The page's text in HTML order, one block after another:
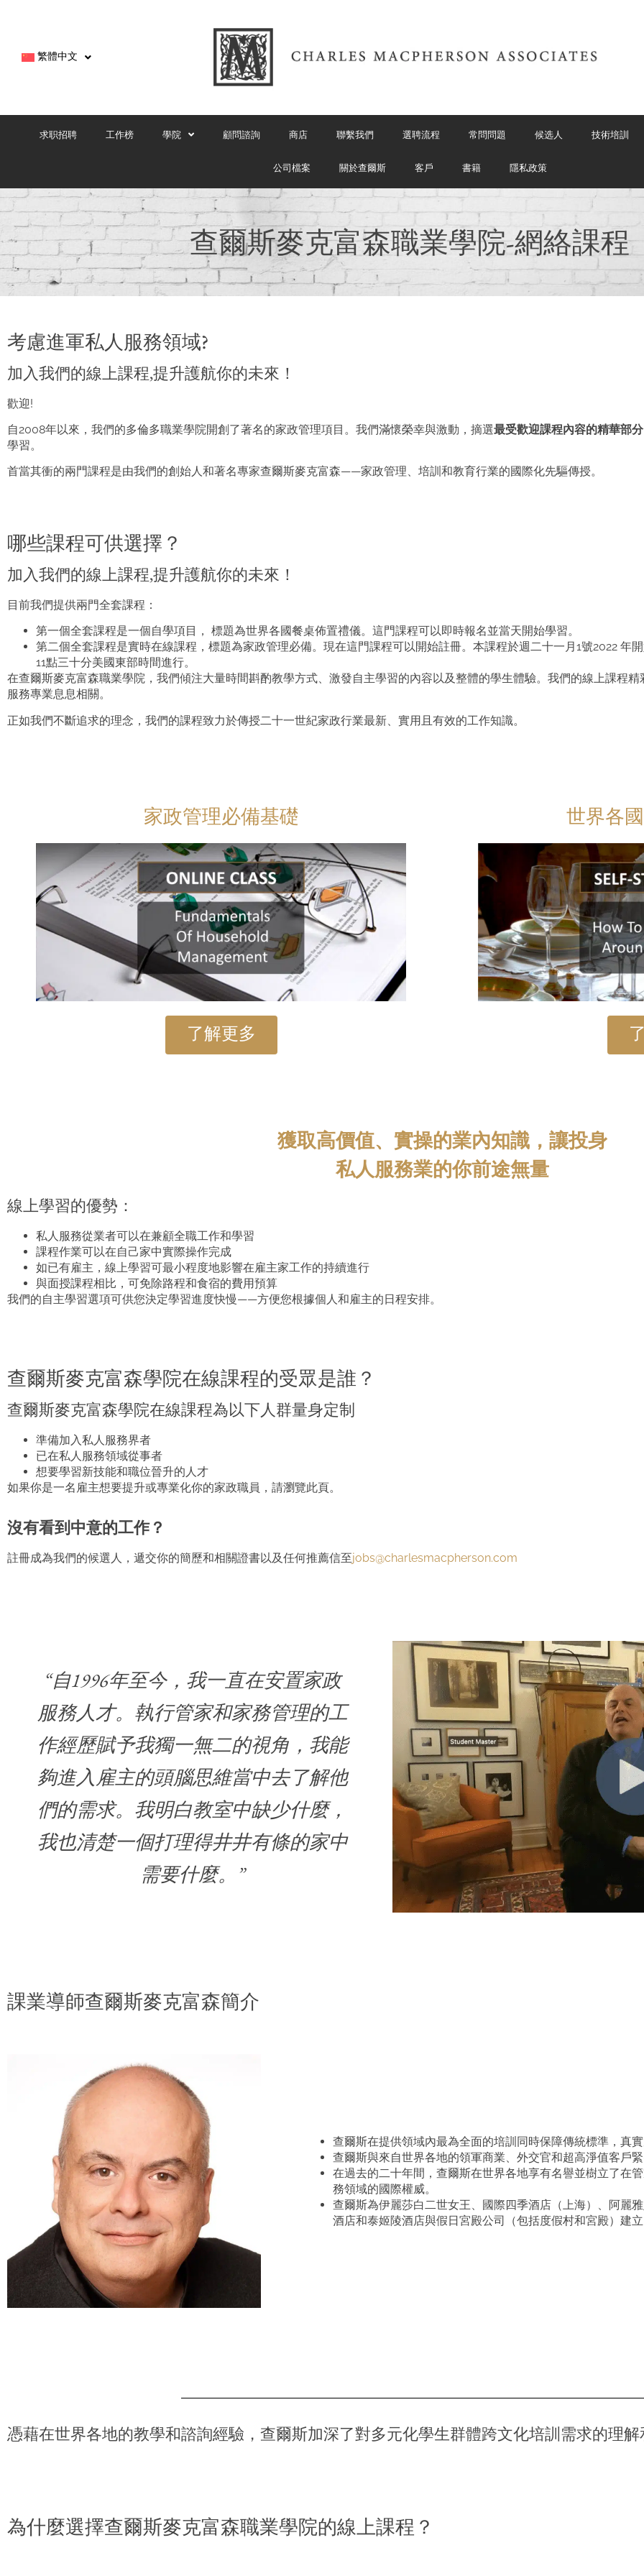
繁體中文
求职招聘 工作榜 學院 顧問諮詢 商店 聯繫我們 選聘流程 常問問題 候选人 技術培訓
公司檔案 關於查爾斯 客戶 書籍 隱私政策
查爾斯麥克富森職業學院-網絡課程
考慮進軍私人服務領域?
加入我們的線上課程,提升護航你的未來！
歡迎!
自2008年以來，我們的多倫多職業學院開創了著名的家政管理項目。我們滿懷榮幸與激動，摘選最受歡迎課程內容的精華部
學習。
首當其衝的兩門課程是由我們的創始人和著名專家查爾斯麥克富森——家政管理、培訓和教育行業的國際化先驅傳授。
哪些課程可供選擇？
加入我們的線上課程,提升護航你的未來！
目前我們提供兩門全套課程：
第一個全套課程是一個自學項目， 標題為世界各國餐桌佈置禮儀。這門課程可以即時報名並當天開始學習。
第二個全套課程是實時在線課程，標題為家政管理必備。現在這門課程可以開始註冊。本課程於週二十一月1號2022 年
11點三十分美國東部時間進行。
在查爾斯麥克富森職業學院，我們傾注大量時間斟酌教學方式、激發自主學習的內容以及整體的學生體驗。我們的線上課程
服務專業息息相關。
正如我們不斷追求的理念，我們的課程致力於傳授二十一世紀家政行業最新、實用且有效的工作知識。
家政管理必備基礎
了解更多
世界各
獲取高價值、實操的業內知識，讓投身
私人服務業的你前途無量
線上學習的優勢：
私人服務從業者可以在兼顧全職工作和學習
課程作業可以在自己家中實際操作完成
如已有雇主，線上學習可最小程度地影響在雇主家工作的持續進行
與面授課程相比，可免除路程和食宿的費用預算
我們的自主學習選項可供您決定學習進度快慢——方便您根據個人和雇主的日程安排。
查爾斯麥克富森學院在線課程的受眾是誰？
查爾斯麥克富森學院在線課程為以下人群量身定制
準備加入私人服務界者
已在私人服務領域從事者
想要學習新技能和職位晉升的人才
如果你是一名雇主想要提升或專業化你的家政職員，請瀏覽此頁。
沒有看到中意的工作？
註冊成為我們的候選人，遞交你的簡歷和相關證書以及任何推薦信至jobs@charlesmacpherson.com
“自1996年至今，我一直在安置家政
服務人才。執行管家和家務管理的工
作經歷賦予我獨一無二的視角，我能
夠進入雇主的頭腦思維當中去了解他
們的需求。我明白教室中缺少什麼，
我也清楚一個打理得井井有條的家中
需要什麼。”
課業導師查爾斯麥克富森簡介
查爾斯在提供領域內最為全面的培訓同時保障傳統標準，真
查爾斯與來自世界各地的領軍商業、外交官和超高淨值客戶
在過去的二十年間，查爾斯在世界各地享有名譽並樹立了在
務領域的國際權威。
查爾斯為伊麗莎白二世女王、國際四季酒店（上海）、阿麗
酒店和泰姬陵酒店與假日宮殿公司（包括度假村和宮殿）建
憑藉在世界各地的教學和諮詢經驗，查爾斯加深了對多元化學生群體跨文化培訓需求的理
為什麼選擇查爾斯麥克富森職業學院的線上課程？